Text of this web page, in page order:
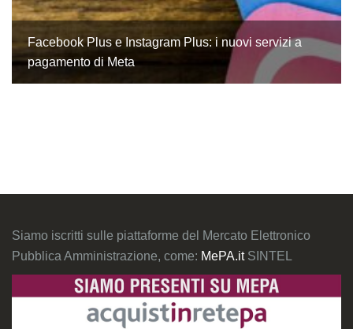
Facebook Plus e Instagram Plus: i nuovi servizi a
pagamento di Meta
Siamo iscritti sulle piattaforme del Mercato Elettronico
Pubblica Amministrazione, come: MePA.it SINTEL